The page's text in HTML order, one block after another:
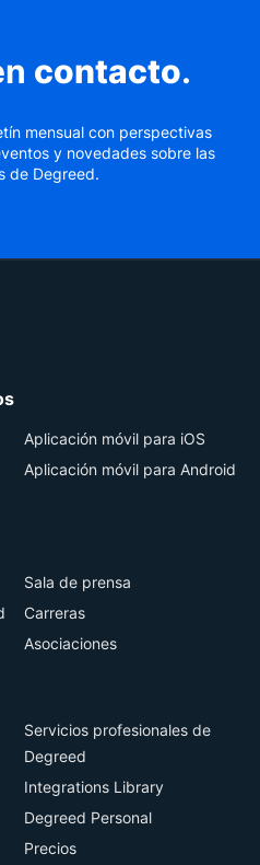
contacto.
mensual con perspectivas
y novedades sobre las
de Degreed.
Aplicación móvil para iOS
Aplicación móvil para Android
Sala de prensa
Carreras
Asociaciones
Servicios profesionales de
Degreed
Integrations Library
Degreed Personal
Precios